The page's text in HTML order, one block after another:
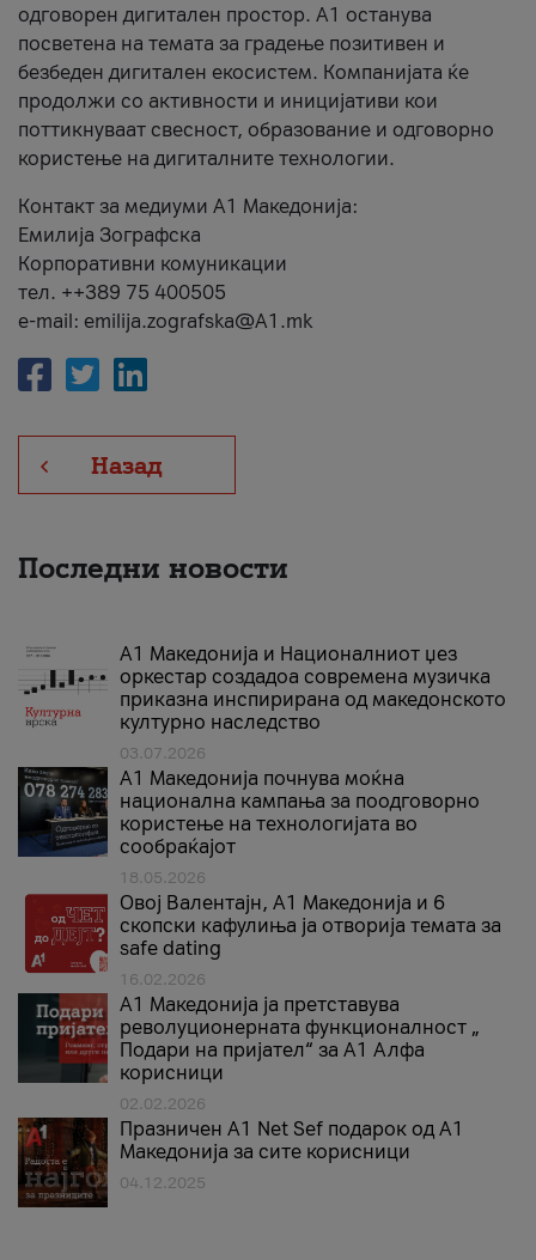
одговорен дигитален простор. А1 останува
посветена на темата за градење позитивен и
безбеден дигитален екосистем. Компанијата ќе
продолжи со активности и иницијативи кои
поттикнуваат свесност, образование и одговорно
користење на дигиталните технологии.
Контакт за медиуми А1 Македонија:
Емилија Зографска
Корпоративни комуникации
тел. ++389 75 400505
e-mail: emilija.zografska@A1.mk
Назад
Последни новости
А1 Македонија и Националниот џез
оркестар создадоа современа музичка
приказна инспирирана од македонското
културно наследство
03.07.2026
A1 Македонија почнува моќна
национална кампања за поодговорно
користење на технологијата во
сообраќајот
18.05.2026
Овој Валентајн, A1 Македонија и 6
скопски кафулиња ја отворија темата за
safe dating
16.02.2026
А1 Македонија ја претставува
револуционерната функционалност „
Подари на пријател“ за А1 Алфа
корисници
02.02.2026
Празничен A1 Net Sеf подарок од А1
Македонија за сите корисници
04.12.2025